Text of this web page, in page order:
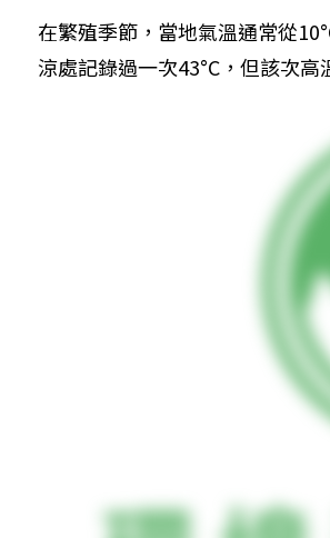
在繁殖季節，當地氣溫通常從
涼處記錄過一次43°C，但該次